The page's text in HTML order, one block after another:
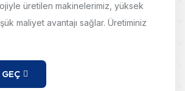
üretilen makinelerimiz, yüksek
maliyet avantajı sağlar. Üretiminiz